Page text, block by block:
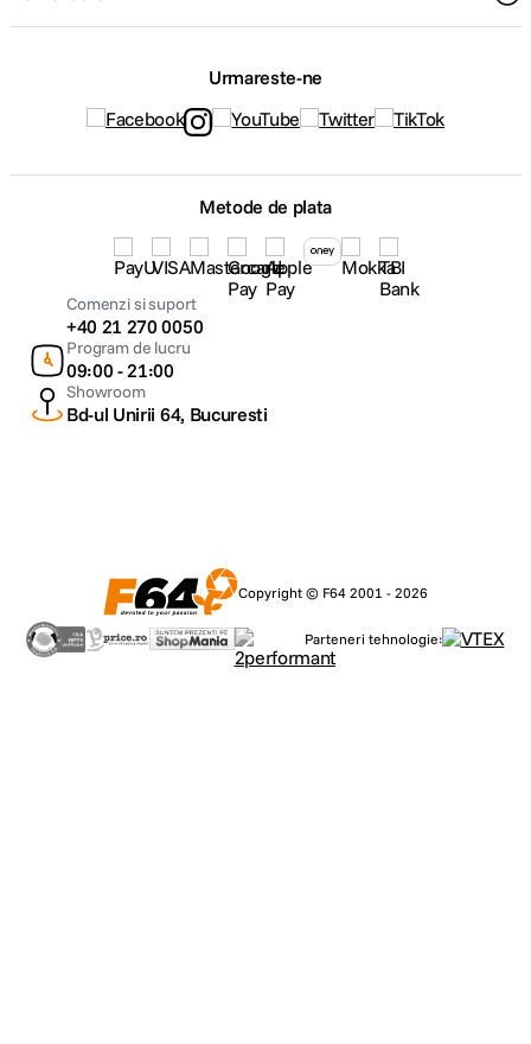
Urmareste-ne
Metode de plata
Comenzi si suport
+40 21 270 0050
Program de lucru
09:00 - 21:00
Showroom
Bd-ul Unirii 64, Bucuresti
Copyright © F64 2001 - 2026
Parteneri tehnologie: